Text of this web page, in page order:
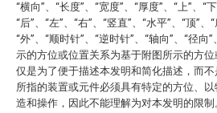
“横向”、“长度”、“宽度”、“厚度”、“上”、“下
“后”、“左”、“右”、“竖直”、“水平”、“顶”、“
“外”、“顺时针”、“逆时针”、“轴向”、“径向
示的方位或位置关系为基于附图所示的方位
仅是为了便于描述本发明和简化描述，而
所指的装置或元件必须具有特定的方位、
造和操作，因此不能理解为对本发明的限制